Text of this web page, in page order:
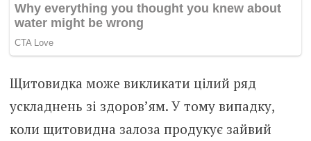
Щитовидка може викликати цілий ряд
ускладнень зі здоров’ям. У тому випадку,
коли щитовидна залоза продукує зайвий